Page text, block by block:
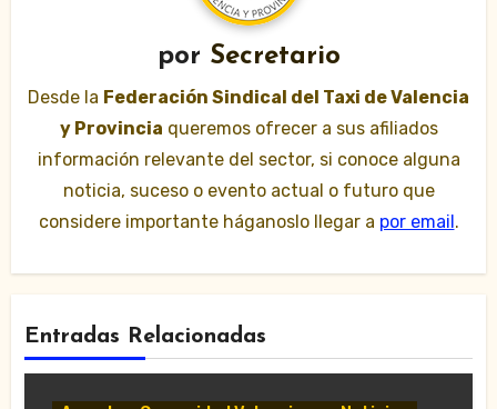
por Secretario
Desde la Federación Sindical del Taxi de Valencia
y Provincia queremos ofrecer a sus afiliados
información relevante del sector, si conoce alguna
noticia, suceso o evento actual o futuro que
considere importante háganoslo llegar a por email.
Entradas Relacionadas